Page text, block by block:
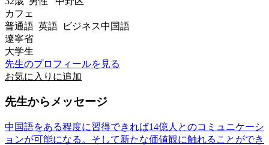
カフェ
普通語 英語 ビジネス中国語
遼寧省
大学生
先生のプロフィールを見る
お気に入りに追加
先生からメッセージ
中国語をある程度に習得できれば14億人とのコミュニケーシ
ョンが可能になる。そして新たな価値観に触れることができ